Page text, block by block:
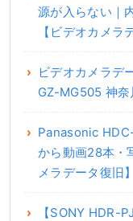
源が入らない｜
【ビデオカメラ
ビデオカメラデ
GZ-MG505 神
Panasonic
から動画28本・
メラデータ復旧】
【SONY HDR-